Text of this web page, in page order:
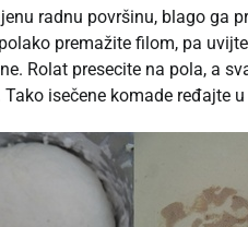
radnu površinu, blago ga
premažite filom, pa
Rolat presecite na pola, a
isečene komade ređajte